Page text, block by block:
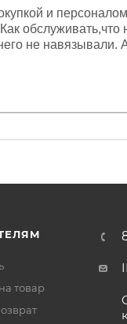
и
обслуживать,что
не навязывали.
за
товар